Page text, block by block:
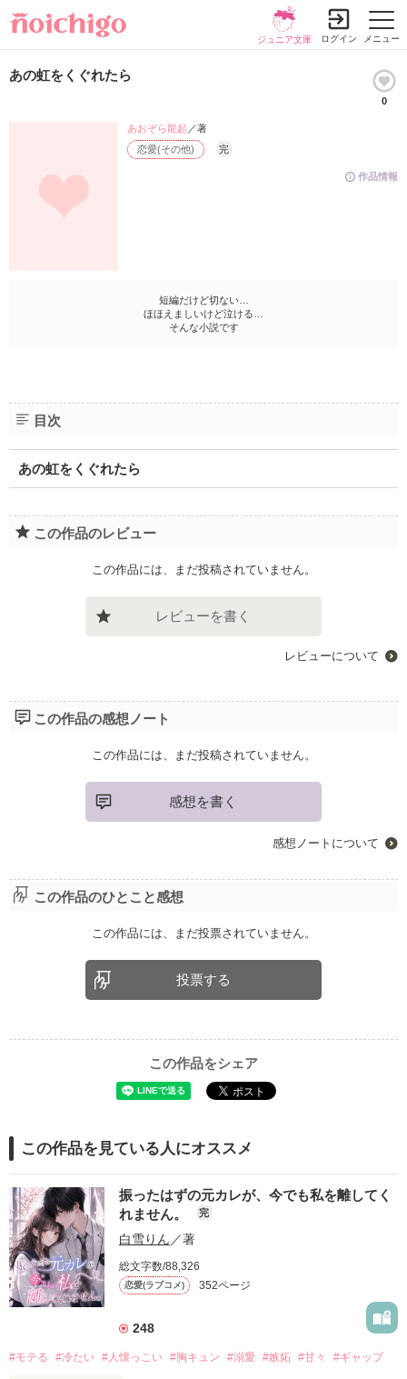
メニュー
ジュニア文庫 ログイン
あの虹をくぐれたら
0
作品情報
恋愛(その他) 完
あおぞら龍起 ／著
短編だけど切ない…
ほほえましいけど泣ける…
そんな小説です
目次
あの虹をくぐれたら
この作品のレビュー
この作品には、まだ投稿されていません。
レビューを書く
レビューについて
この作品の感想ノート
この作品には、まだ投稿されていません。
感想を書く
感想ノートについて
この作品のひとこと感想
この作品には、まだ投票されていません。
投票する
この作品をシェア
この作品を見ている人にオススメ
振ったはずの元カレが、今でも私を離してく
れません。
完
白雪りん ／著
総文字数/88,326
恋愛(ラブコメ) 352ページ
248
#モテる #冷たい #人懐っこい #胸キュン #溺愛 #嫉妬 #甘々 #ギャップ